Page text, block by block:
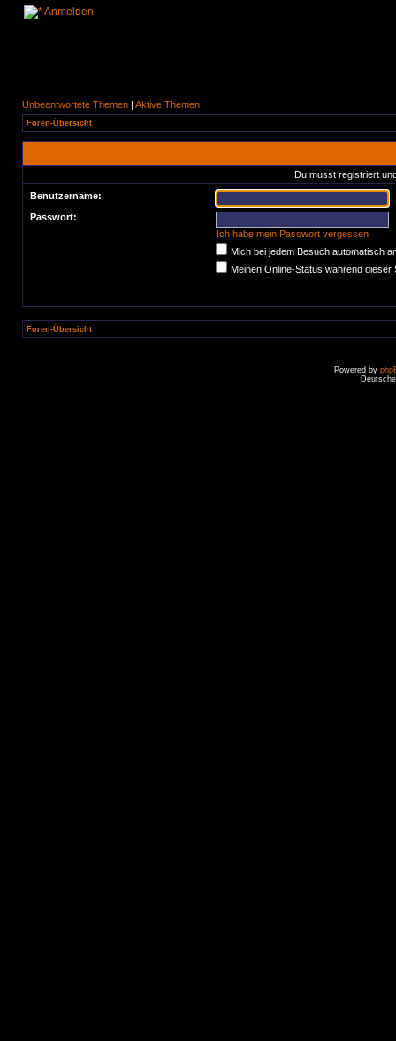
Anmelden
Unbeantwortete Themen | Aktive Themen
Foren-Übersicht
Du musst registriert
Benutzername:
Passwort:
Ich habe mein Passwort vergessen
Mich bei jedem Besuch automatisch
Meinen Online-Status während dieser
Foren-Übersicht
Powered by